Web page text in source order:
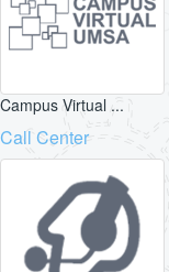
Campus Virtual ...
Call Center